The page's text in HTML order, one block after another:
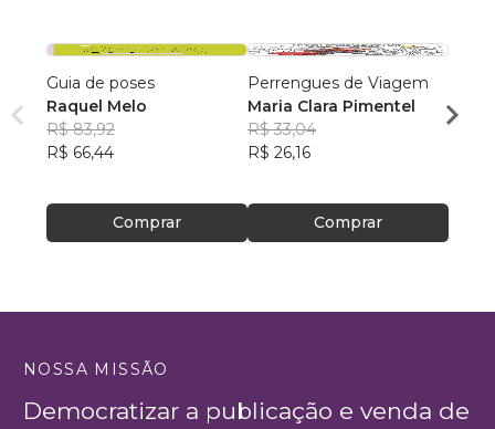
Guia de poses
Raquel Melo
R$ 83,92
R$ 66,44
Comprar
Perrengues de Viagem
Maria Clara Pimentel
R$ 33,04
R$ 26,16
Comprar
Pré-
NOSSA MISSÃO
Democratizar a publicação e venda de